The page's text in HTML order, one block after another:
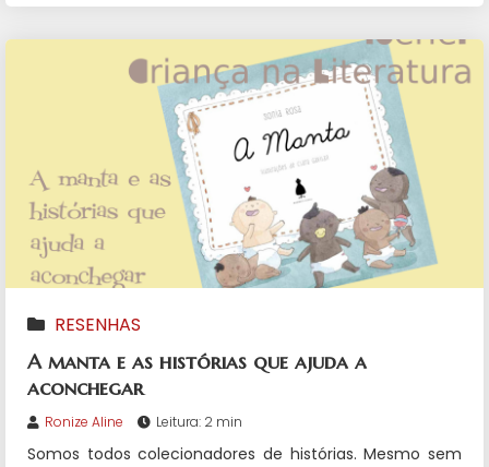
RESENHAS
A manta e as histórias que ajuda a
aconchegar
Ronize Aline Leitura: 2 min
Somos todos colecionadores de histórias. Mesmo sem